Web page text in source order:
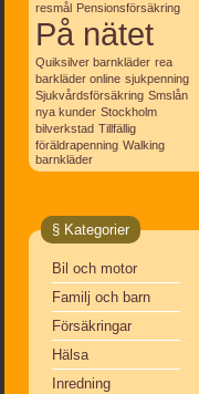
resmål Pensionsförsäkring
På nätet
Quiksilver barnkläder rea
barkläder online sjukpenning
Sjukvårdsförsäkring Smslån
nya kunder Stockholm
bilverkstad Tillfällig
föräldrapenning Walking
barnkläder
§ Kategorier
Bil och motor
Familj och barn
Försäkringar
Hälsa
Inredning